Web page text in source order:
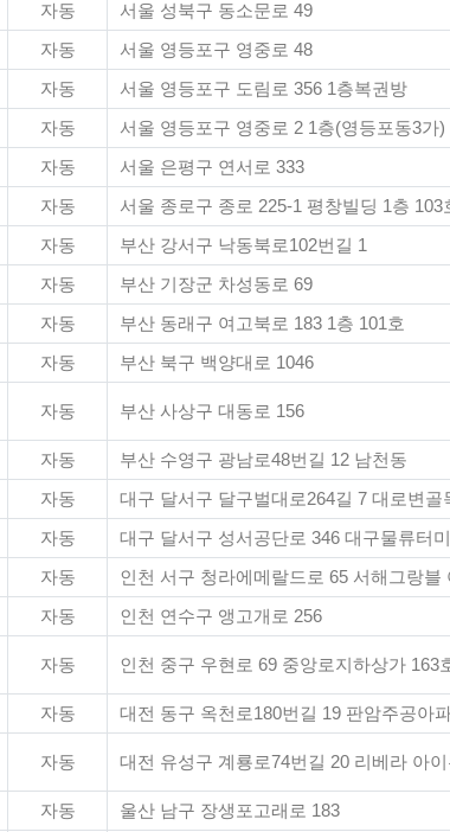
자동 서울 성북구 동소문로 49
자동 서울 영등포구 영중로 48
자동 서울 영등포구 도림로 356 1층복권방
자동 서울 영등포구 영중로 2 1층(영등포동3가)
자동 서울 은평구 연서로 333
자동 서울 종로구 종로 225-1 평창빌딩 1층 103
자동 부산 강서구 낙동북로102번길 1
자동 부산 기장군 차성동로 69
자동 부산 동래구 여고북로 183 1층 101호
자동 부산 북구 백양대로 1046
자동 부산 사상구 대동로 156
자동 부산 수영구 광남로48번길 12 남천동
자동 대구 달서구 달구벌대로264길 7 대로변골
자동 대구 달서구 성서공단로 346 대구물류터
자동 인천 서구 청라에메랄드로 65 서해그랑블
자동 인천 연수구 앵고개로 256
자동 인천 중구 우현로 69 중앙로지하상가 163
자동 대전 동구 옥천로180번길 19 판암주공아
자동 대전 유성구 계룡로74번길 20 리베라 아이
자동 울산 남구 장생포고래로 183